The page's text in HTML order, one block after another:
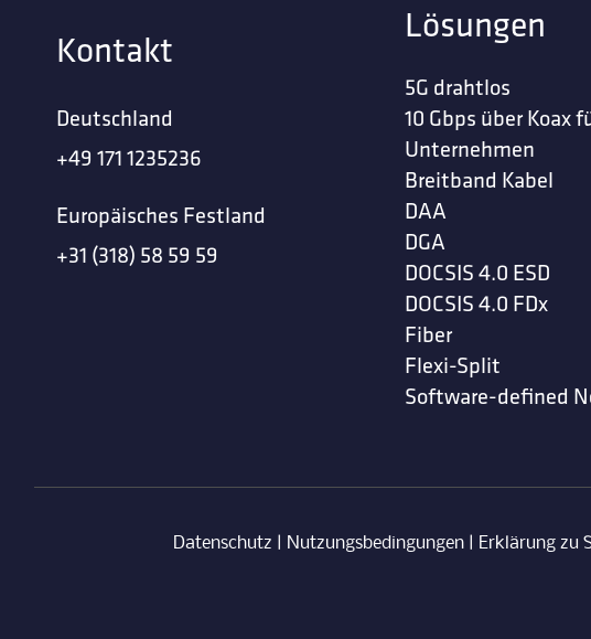
Kontakt
Deutschland
+49 171 1235236
Europäisches Festland
+31 (318) 58 59 59
Lösungen
5G drahtlos
10 Gbps über Koax
Unternehmen
Breitband Kabel
DAA
DGA
DOCSIS 4.0 ESD
DOCSIS 4.0 FDx
Fiber
Flexi-Split
Software-defined
Datenschutz Nutzungsbedingungen Erklärung zu